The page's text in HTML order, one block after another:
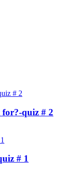
quiz # 2
# 1